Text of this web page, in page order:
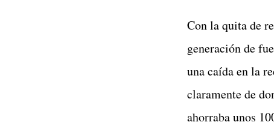
Con la quita de
generación de
una caída en la
claramente de
ahorraba unos